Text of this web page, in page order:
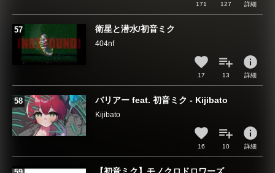
171 127 詳細
衛星と潜水/初音ミク
404nf
17 13
info
詳細
バリアー feat. 初音ミク - Kijibato
Kijibato
16 10
info
詳細